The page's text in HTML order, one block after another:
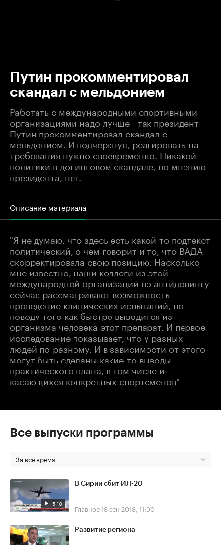
Путин прокомментировал
скандал с мельдонием
Работать с международными спортивными
организациями надо лучше - так президент
Путин прокомментировал скандал с
мельдонием. И подчеркнул, реагировать на
требования нужно своевременно. Никакой
политики в допинговом скандале, по мнению
президента, нет.
Описание материала
"Я не думаю, что здесь есть какой-то подтекст
политический, о чем говорит и то, что ВАДА
скорректировала свою позицию. Насколько
мне известно, наши коллеги из этой
международной организации по антидопингу
сейчас рассматривают возможность
проведение клинических испытаний, по
поводу того как быстро выводится из
организма человека этот препарат. И первое
исследование показывает, что у разных
людей по-разному. И в зависимости от этого
могут быть сделаны какие-то выводы
практического плана, в том числе и
касающихся конкретных спортсменов"
Все выпуски программы
За все время
5:10
В Сирии сбит ИЛ-20
Главное18 сен 2018, 11:00
Развитие региона